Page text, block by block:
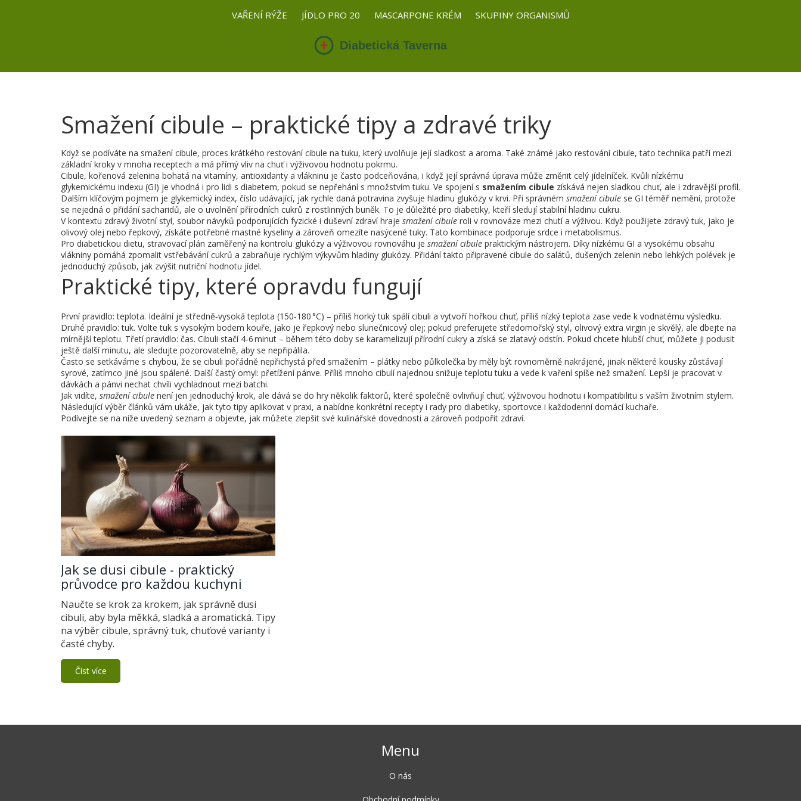
VAŘENÍ RÝŽE JÍDLO PRO 20 MASCARPONE KRÉM SKUPINY ORGANISMŮ
Smažení cibule – praktické tipy a zdravé triky
Když se podíváte na smažení cibule, proces krátkého restování cibule na tuku, který uvolňuje její sladkost a aroma. Také známé jako restování cibule, tato technika patří mezi
základní kroky v mnoha receptech a má přímý vliv na chuť i výživovou hodnotu pokrmu.
Cibule, kořenová zelenina bohatá na vitamíny, antioxidanty a vlákninu je často podceňována, i když její správná úprava může změnit celý jídelníček. Kvůli nízkému
glykemickému indexu (GI) je vhodná i pro lidi s diabetem, pokud se nepřehání s množstvím tuku. Ve spojení s smažením cibule získává nejen sladkou chuť, ale i zdravější profil.
Dalším klíčovým pojmem je glykemický index, číslo udávající, jak rychle daná potravina zvyšuje hladinu glukózy v krvi. Při správném smažení cibule se GI téměř nemění, protože
se nejedná o přidání sacharidů, ale o uvolnění přírodních cukrů z rostlinných buněk. To je důležité pro diabetiky, kteří sledují stabilní hladinu cukru.
V kontextu zdravý životní styl, soubor návyků podporujících fyzické i duševní zdravíhraje smažení cibule roli v rovnováze mezi chutí a výživou. Když použijete zdravý tuk, jako je
olivový olej nebo řepkový, získáte potřebné mastné kyseliny a zároveň omezíte nasýcené tuky. Tato kombinace podporuje srdce i metabolismus.
Pro diabetickou dietu, stravovací plán zaměřený na kontrolu glukózy a výživovou rovnováhu je smažení cibule praktickým nástrojem. Díky nízkému GI a vysokému obsahu
vlákniny pomáhá zpomalit vstřebávání cukrů a zabraňuje rychlým výkyvům hladiny glukózy. Přidání takto připravené cibule do salátů, dušených zelenin nebo lehkých polévek je
jednoduchý způsob, jak zvýšit nutriční hodnotu jídel.
Praktické tipy, které opravdu fungují
První pravidlo: teplota. Ideální je středně‑vysoká teplota (150‑180 °C) – příliš horký tuk spálí cibuli a vytvoří hořkou chuť, příliš nízký teplota zase vede k vodnatému výsledku.
Druhé pravidlo: tuk. Volte tuk s vysokým bodem kouře, jako je řepkový nebo slunečnicový olej; pokud preferujete středomořský styl, olivový extra virgin je skvělý, ale dbejte na
mírnější teplotu. Třetí pravidlo: čas. Cibuli stačí 4‑6 minut – během této doby se karamelizují přírodní cukry a získá se zlatavý odstín. Pokud chcete hlubší chuť, můžete ji podusit
ještě další minutu, ale sledujte pozorovatelně, aby se nepřipálila.
Často se setkáváme s chybou, že se cibuli pořádně nepřichystá před smažením – plátky nebo půlkolečka by měly být rovnoměrně nakrájené, jinak některé kousky zůstávají
syrové, zatímco jiné jsou spálené. Další častý omyl: přetížení pánve. Příliš mnoho cibulí najednou snižuje teplotu tuku a vede k vaření spíše než smažení. Lepší je pracovat v
dávkách a pánvi nechat chvíli vychladnout mezi batchi.
Jak vidíte, smažení cibule není jen jednoduchý krok, ale dává se do hry několik faktorů, které společně ovlivňují chuť, výživovou hodnotu i kompatibilitu s vaším životním stylem.
Následující výběr článků vám ukáže, jak tyto tipy aplikovat v praxi, a nabídne konkrétní recepty i rady pro diabetiky, sportovce i každodenní domácí kuchaře.
Podívejte se na níže uvedený seznam a objevte, jak můžete zlepšit své kulinářské dovednosti a zároveň podpořit zdraví.
Jak se dusi cibule - praktický
průvodce pro každou kuchyni
Naučte se krok za krokem, jak správně dusi
cibuli, aby byla měkká, sladká a aromatická. Tipy
na výběr cibule, správný tuk, chuťové varianty i
časté chyby.
Číst více
Menu
O nás